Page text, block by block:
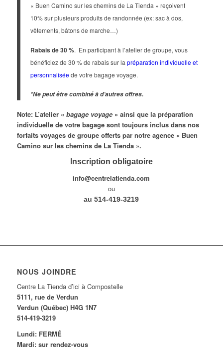
« Buen Camino sur les chemins de La Tienda » reçoivent
10% sur plusieurs produits de randonnée (ex: sac à dos,
vêtements, bâtons de marche…)
Rabais de 30 %. En participant à l’atelier de groupe, vous
bénéficiez de 30 % de rabais sur la préparation individuelle et
personnaliséede votre bagage voyage.
*Ne peut être combiné à d’autres offres.
Note: L’atelier « bagage voyage» ainsi que la préparation
individuelle de votre bagage sont toujours inclus dans nos
forfaits voyages de groupe offerts par notre agence « Buen
Camino sur les chemins de La Tienda ».
Inscription obligatoire
info@centrelatienda.com
ou
au 514-419-3219
NOUS JOINDRE
Centre La Tienda d’ici à Compostelle
5111, rue de Verdun
Verdun (Québec) H4G 1N7
514-419-3219
Lundi: FERMÉ
Mardi: sur rendez-vous